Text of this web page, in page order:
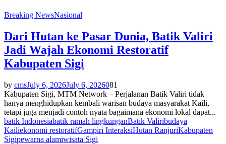
Breaking NewsNasional
Dari Hutan ke Pasar Dunia, Batik Valiri
Jadi Wajah Ekonomi Restoratif
Kabupaten Sigi
by cmsJuly 6, 2026July 6, 2026081
Kabupaten Sigi, MTM Network – Perjalanan Batik Valiri tidak
hanya menghidupkan kembali warisan budaya masyarakat Kaili,
tetapi juga menjadi contoh nyata bagaimana ekonomi lokal dapat...
batik Indonesiabatik ramah lingkunganBatik Valiribudaya
Kailiekonomi restoratifGampiri InteraksiHutan RanjuriKabupaten
Sigipewarna alamiwisata Sigi